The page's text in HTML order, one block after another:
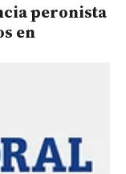
peronista
en